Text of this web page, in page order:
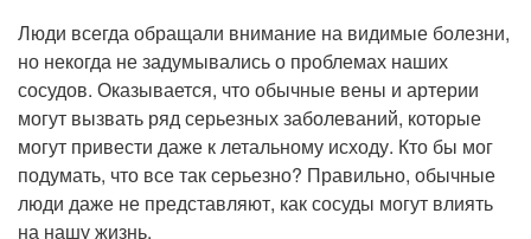
Люди всегда обращали внимание на видимые болезни,
но некогда не задумывались о проблемах наших
сосудов. Оказывается, что обычные вены и артерии
могут вызвать ряд серьезных заболеваний, которые
могут привести даже к летальному исходу. Кто бы мог
подумать, что все так серьезно? Правильно, обычные
люди даже не представляют, как сосуды могут влиять
на нашу жизнь.